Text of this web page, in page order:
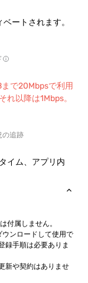
ートされます。
まで20Mbpsで利用
れ以降は1Mbps。
の追跡
イム、アプリ内
付属しません。
ウンロードして使用で
録手順は必要ありま
新や契約はありませ